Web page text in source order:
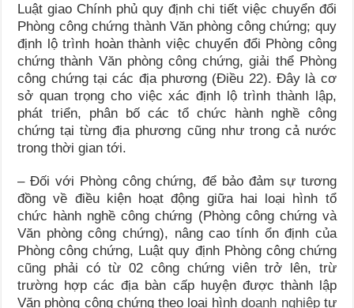
Luật giao Chính phủ quy định chi tiết việc chuyển đổi
Phòng công chứng thành Văn phòng công chứng; quy
định lộ trình hoàn thành việc chuyển đổi Phòng công
chứng thành Văn phòng công chứng, giải thể Phòng
công chứng tại các địa phương (Điều 22). Đây là cơ
sở quan trọng cho việc xác định lộ trình thành lập,
phát triển, phân bố các tổ chức hành nghề công
chứng tại từng địa phương cũng như trong cả nước
trong thời gian tới.
– Đối với Phòng công chứng, để bảo đảm sự tương
đồng về điều kiện hoạt động giữa hai loại hình tổ
chức hành nghề công chứng (Phòng công chứng và
Văn phòng công chứng), nâng cao tính ổn định của
Phòng công chứng, Luật quy định Phòng công chứng
cũng phải có từ 02 công chứng viên trở lên, trừ
trường hợp các địa bàn cấp huyện được thành lập
Văn phòng công chứng theo loại hìnhdoanh nghiệptư